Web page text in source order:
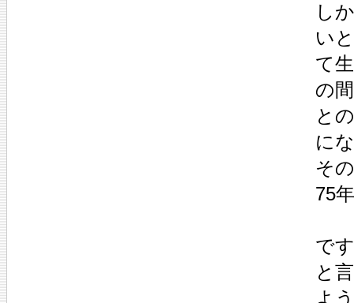
し
い
て
の
と
に
そ
75
で
と
よ